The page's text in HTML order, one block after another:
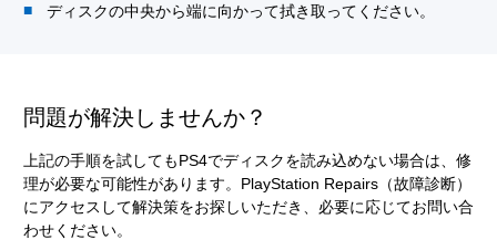
ディスクの中央から端に向かって拭き取ってください。
問題が解決しませんか？
上記の手順を試してもPS4でディスクを読み込めない場合は、修
理が必要な可能性があります。PlayStation Repairs（故障診断）
にアクセスして解決策をお探しいただき、必要に応じてお問い合
わせください。